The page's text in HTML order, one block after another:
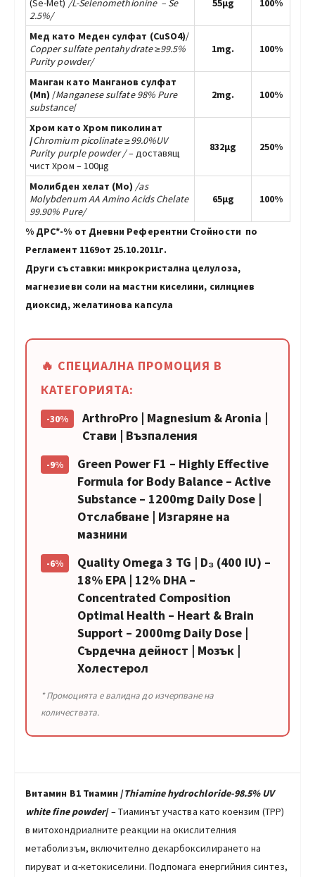
(Se-Met) /L-Selenomethionine – Se
2.5%/
55µg 100%
Мед като Меден сулфат (CuSO4)/
Сopper sulfatepentahydrate ≥99.5%
Purity powder/
1mg. 100%
Манган като Манганов сулфат
(Mn) /Manganesesulfate 98% Pure
substance/
2mg. 100%
Хром като Хром пиколинат
/Chromium picolinate≥99.0%UV
Purity purple powder /– доставящ
чист Хром – 100µg
832µg 250%
Молибден хелат (Mo) /as
Molybdenum AA Amino Acids Chelate
99.90% Pure/
65µg 100%
% ДРС*-% от Дневни Референтни Стойности по
Регламент 1169от 25.10.2011г.
Други съставки: микрокристална целулоза,
магнезиеви соли на мастни киселини, силициев
диоксид, желатинова капсула
🔥 СПЕЦИАЛНА ПРОМОЦИЯ В
КАТЕГОРИЯТА:
-30%
ArthroPro | Magnesium & Aronia |
Стави | Възпаления
-9%
Green Power F1 – Highly Effective
Formula for Body Balance – Active
Substance – 1200mg Daily Dose |
Отслабване | Изгаряне на
мазнини
-6%
Quality Omega 3 TG | D₃ (400 IU) –
18% ЕРА | 12% DHA –
Concentrated Composition
Optimal Health – Heart & Brain
Support – 2000mg Daily Dose |
Сърдечна дейност | Мозък |
Холестерол
* Промоцията е валидна до изчерпване на
количествата.
Витамин В1 Тиамин /Тhiamine hydrochloride-98.5% UV
white fine powder/– Тиаминът участва като коензим (TPP)
в митохондриалните реакции на окислителния
метаболизъм, включително декарбоксилирането на
пируват и α-кетокиселини. Подпомага енергийния синтез,